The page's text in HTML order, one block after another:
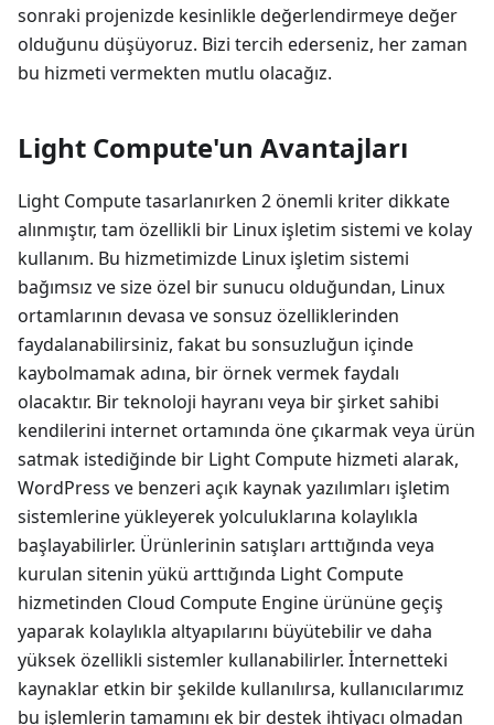
sonraki projenizde kesinlikle değerlendirmeye değer
olduğunu düşüyoruz. Bizi tercih ederseniz, her zaman
bu hizmeti vermekten mutlu olacağız.
Light Compute'un Avantajları
Light Compute tasarlanırken 2 önemli kriter dikkate
alınmıştır, tam özellikli bir Linux işletim sistemi ve kolay
kullanım. Bu hizmetimizde Linux işletim sistemi
bağımsız ve size özel bir sunucu olduğundan, Linux
ortamlarının devasa ve sonsuz özelliklerinden
faydalanabilirsiniz, fakat bu sonsuzluğun içinde
kaybolmamak adına, bir örnek vermek faydalı
olacaktır. Bir teknoloji hayranı veya bir şirket sahibi
kendilerini internet ortamında öne çıkarmak veya ürün
satmak istediğinde bir Light Compute hizmeti alarak,
WordPress ve benzeri açık kaynak yazılımları işletim
sistemlerine yükleyerek yolculuklarına kolaylıkla
başlayabilirler. Ürünlerinin satışları arttığında veya
kurulan sitenin yükü arttığında Light Compute
hizmetinden Cloud Compute Engine ürününe geçiş
yaparak kolaylıkla altyapılarını büyütebilir ve daha
yüksek özellikli sistemler kullanabilirler. İnternetteki
kaynaklar etkin bir şekilde kullanılırsa, kullanıcılarımız
bu işlemlerin tamamını ek bir destek ihtiyacı olmadan